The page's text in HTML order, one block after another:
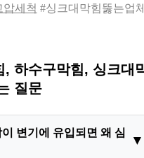
압세척 #싱크대막힘뚫는업
하수구막힘, 싱크대
질문
변기에 유입되면 왜 심
▼